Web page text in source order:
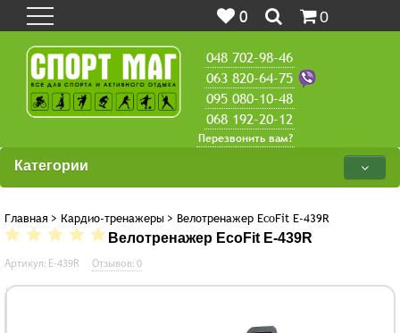
0 0
048 702-98-46
063 820-64-75
095 080-10-48
068 192-20-12
Перезвонить вам?
Категории
Главная > Кардио-тренажеры > Велотренажер EcoFit E-439R
Велотренажер EcoFit E-439R
Артикул: E-439R Отзывов: 0